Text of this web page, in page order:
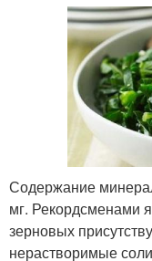
Содержание
мг. Рекордсменами
зерновых
нерастворимые